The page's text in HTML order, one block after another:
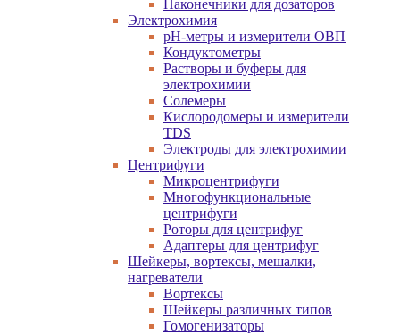
Наконечники для дозаторов
Электрохимия
pH-метры и измерители ОВП
Кондуктометры
Растворы и буферы для
электрохимии
Солемеры
Кислородомеры и измерители
TDS
Электроды для электрохимии
Центрифуги
Микроцентрифуги
Многофункциональные
центрифуги
Роторы для центрифуг
Адаптеры для центрифуг
Шейкеры, вортексы, мешалки,
нагреватели
Вортексы
Шейкеры различных типов
Гомогенизаторы